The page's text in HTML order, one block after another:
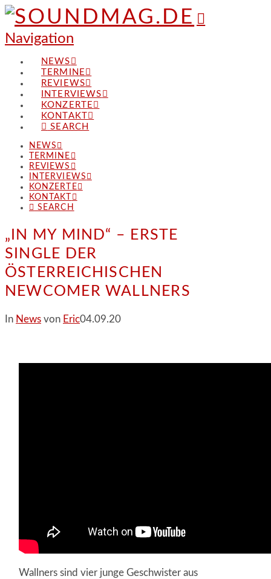
Navigation
NEWS
TERMINE
REVIEWS
INTERVIEWS
KONZERTE
KONTAKT
SEARCH
NEWS
TERMINE
REVIEWS
INTERVIEWS
KONZERTE
KONTAKT
SEARCH
„IN MY MIND“ – ERSTE
SINGLE DER
ÖSTERREICHISCHEN
NEWCOMER WALLNERS
In News von Eric04.09.20
Wallners sind vier junge Geschwister aus